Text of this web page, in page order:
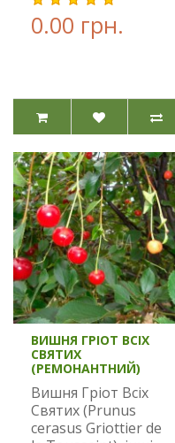
0.00 грн.
ВИШНЯ ГРІОТ ВСІХ
СВЯТИХ
(РЕМОНАНТНИЙ)
Вишня Гріот Всіх
Святих (Prunus
cerasus Griottier de